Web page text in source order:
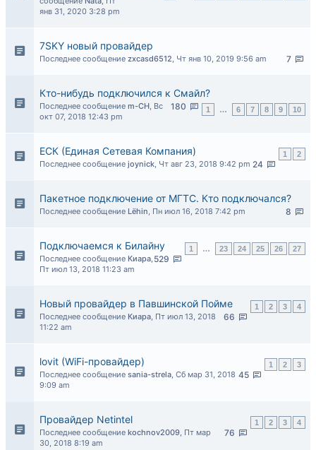
янв 31, 2020 3:28 pm
7SKY новый провайдер
7
Последнее сообщение zxcasd6512, Чт янв 10, 2019 9:56 am
Кто-нибудь подключился к Смайл?
1 … 6 7 8 9 10
180
Последнее сообщение m-CH, Вс
окт 07, 2018 12:43 pm
ЕСК (Единая Сетевая Компания) 1 2
24
Последнее сообщение joynick, Чт авг 23, 2018 9:42 pm
Пакетное подключение от МГТС. Кто подключался?
8
Последнее сообщение Lёhin, Пн июл 16, 2018 7:42 pm
Подключаемся к Билайну 1 … 23 24 25 26 27
529
Последнее сообщение Киара,
Пт июл 13, 2018 11:23 am
Новый провайдер в Павшинской Пойме 1 2 3 4
66
Последнее сообщение Киара, Пт июл 13, 2018
11:22 am
lovit (WiFi-провайдер) 1 2 3
45
Последнее сообщение sania-strela, Сб мар 31, 2018
9:09 am
Провайдер Netintel 1 2 3 4
76
Последнее сообщение kochnov2009, Пт мар
30, 2018 8:19 am